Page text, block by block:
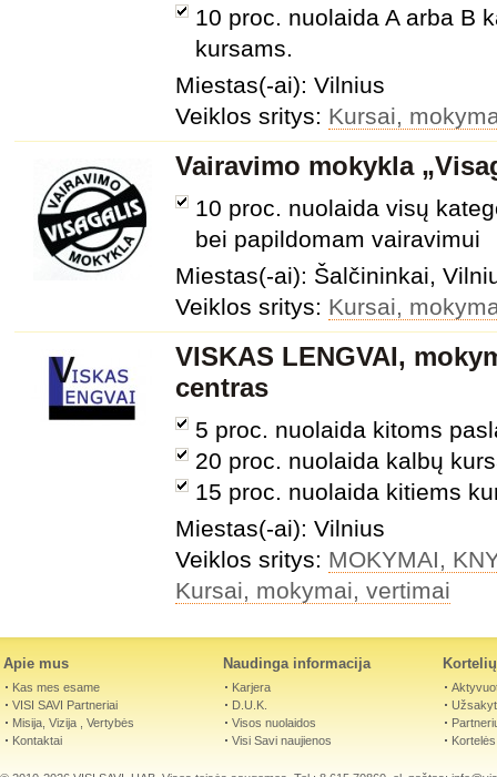
10 proc. nuolaida A arba B
kursams.
Miestas(-ai): Vilnius
Veiklos sritys: Kursai,
Vairavimo mokykla
10 proc. nuolaida visų
bei papildomam vairavimui
Miestas(-ai): Šalčininkai,
Veiklos sritys: Kursai,
VISKAS LENGVAI,
centras
5 proc. nuolaida kitoms
20 proc. nuolaida kalbų
15 proc. nuolaida kitiems
Miestas(-ai): Vilnius
Veiklos sritys: MOKYMAI,
Kursai, mokymai, vertimai
Apie mus
Kas mes esame
VISI SAVI Partneriai
Misija, Vizija , Vertybės
Kontaktai
Naudinga informacija
Karjera
D.U.K.
Visos nuolaidos
Visi Savi naujienos